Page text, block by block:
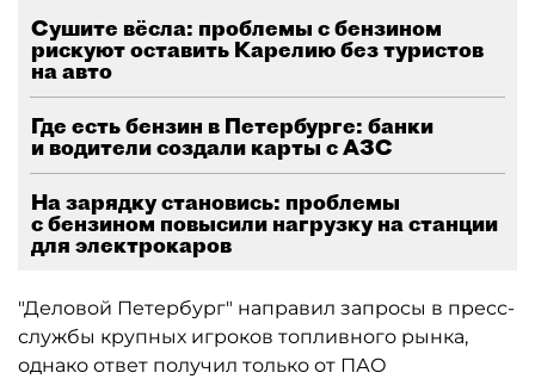
Сушите вёсла: проблемы с бензином
рискуют оставить Карелию без туристов
на авто
Где есть бензин в Петербурге: банки
и водители создали карты с АЗС
На зарядку становись: проблемы
с бензином повысили нагрузку на станции
для электрокаров
"Деловой Петербург" направил запросы в пресс-
службы крупных игроков топливного рынка,
однако ответ получил только от ПАО